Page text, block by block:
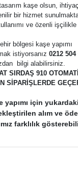
kaşe olsun,
bir hizmet
ve özenli işçilikle
bölgesi kaşe yapımı
istiyorsanız 0212 504
bilgi alabilirsiniz.
SIRDAŞ 910
SİPARİŞLERDE
yapımı için
alım ve
farklılık